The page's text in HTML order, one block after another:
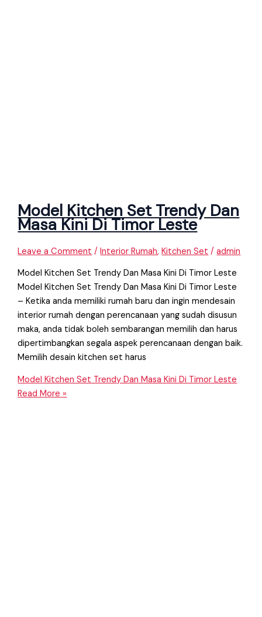
Model Kitchen Set Trendy Dan
Masa Kini Di Timor Leste
Leave a Comment /Interior Rumah,Kitchen Set /admin
Model Kitchen Set Trendy Dan Masa Kini Di Timor Leste
Model Kitchen Set Trendy Dan Masa Kini Di Timor Leste
– Ketika anda memiliki rumah baru dan ingin mendesain
interior rumah dengan perencanaan yang sudah disusun
maka, anda tidak boleh sembarangan memilih dan harus
dipertimbangkan segala aspek perencanaan dengan baik.
Memilih desain kitchen set harus
Model Kitchen Set Trendy Dan Masa Kini Di Timor Leste
Read More »